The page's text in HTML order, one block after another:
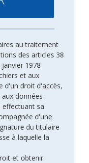
au traitement
des articles 38
1978
et aux
d'un droit d'accès,
données
effectuant sa
d'une
du titulaire
à laquelle la
et obtenir